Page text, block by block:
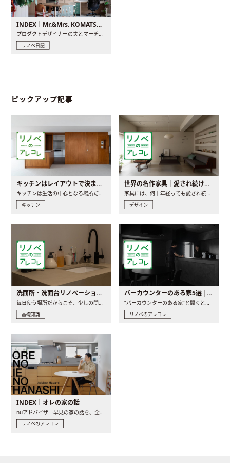
INDEX｜Mr.&Mrs. KOMATSU renovation diary
プロダクトデザイナーの夫とマーチャンダイザーの妻が、夫婦で..
リノベ日記
ピックアップ記事
キッチンはレイアウトで決まる。後悔しないための考え方と選び方
キッチンは生活の中心となる場所だからこそ、家の中のどこに置..
キッチン
世界の名作家具｜愛され続ける理由と一生モノとの出会い方
家具には、何十年経っても愛され続ける「名作」と呼ばれるもの..
デザイン
洗面所・洗面台リノベーションの事例と間取りアイデア
毎日使う場所だからこそ、少しの間取りの工夫や素材の選び方で..
基礎知識
バーカウンターのある家5選 | 日常に馴染む“距離の近い”キッチンとは
“バーカウンターのある家”と聞くと、少し特別な、大人のための..
リノベのアレコレ
INDEX｜オレの家の話
リノベのアレコレ